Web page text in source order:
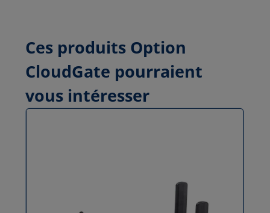
Ces produits Option
CloudGate pourraient
vous intéresser